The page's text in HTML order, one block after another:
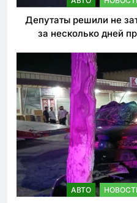
Депутаты решили не
за несколько дней
АВТО